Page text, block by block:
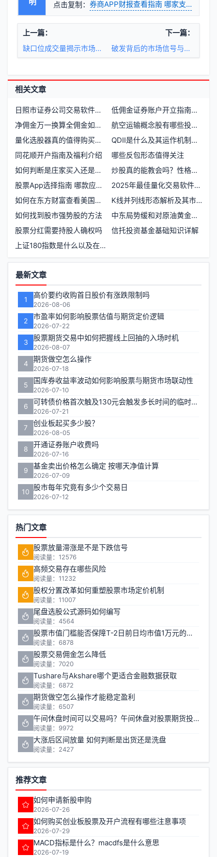
点击复制： 券商APP财报查看指南 哪家支持财务
上一篇：
缺口位成交量揭示市场动能的关键信号
下一篇：
破发背后的市场信号与投资逻辑
相关文章
日照市证券公司交易软件功能是否满足投资者需求？
低佣金证券账户开立指南与券商选择策略
净佣金万一换算全佣金如何计算
航空运输概念股有哪些投资机会值得关
量化选股器真的值得购买吗？
QDII是什么及其运作机制详解
同花顺开户指南及福利介绍
哪些反包形态值得关注
如何判断是庄家买入还是散户买入
炒股真的能教会吗？性格对交易盈利有多大影响
股票App选择指南 哪款应用既实用又经济
2025年最佳量化交易软件推荐及开通要求对比
如何在东方财富查看美国股指期货
K线并列线形态解析及其市场意义
如何找到股市强势股的方法
中东局势缓和对原油黄金期货投资有何影响
股票分红需要持股人确权吗
信托投资基金基础知识详解
上证180指数是什么以及在投资中的应用有哪些
功
能
区
最新文章
1 高价要约收购首日股价有涨跌限制吗
2026-08-06
2 市盈率如何影响股票估值与期货定价逻辑
2026-07-22
3 股票期货交易中如何把握线上回抽的入场时机
2026-08-07
4 期货做空怎么操作
2026-07-18
5 国库券收益率波动如何影响股票与期货市场联动性
2026-07-10
6 可转债价格首次触及130元会触发多长时间的临时停牌
2026-07-21
7 创业板起买多少股？
2026-08-05
8 开通证券账户收费吗
2026-07-16
9 基金卖出价格怎么确定 按哪天净值计算
2026-07-09
10 股市每年究竟有多少个交易日
2026-07-12
热门文章
股票放量滞涨是不是下跌信号
阅读量：12576
高频交易存在哪些风险
阅读量：11232
股权分置改革如何重塑股票市场定价机制
阅读量：11007
尾盘选股公式源码如何编写
阅读量：4564
股票市值门槛能否保障T-2日前日均市值1万元的投资安全
阅读量：6878
股票交易佣金怎么降低
阅读量：7020
Tushare与Akshare哪个更适合金融数据获取
阅读量：6872
期货做空怎么操作才能稳定盈利
阅读量：6507
午间休盘时间可以交易吗？午间休盘对股票期货投资有什么影响
阅读量：9972
大涨后区间放量 如何判断是出货还是洗盘
阅读量：2427
推荐文章
如何申请新股申购
2026-07-26
如何购买创业板股票及开户流程有哪些注意事项
2026-07-29
MACD指标是什么？macdfs是什么意思
2026-07-19